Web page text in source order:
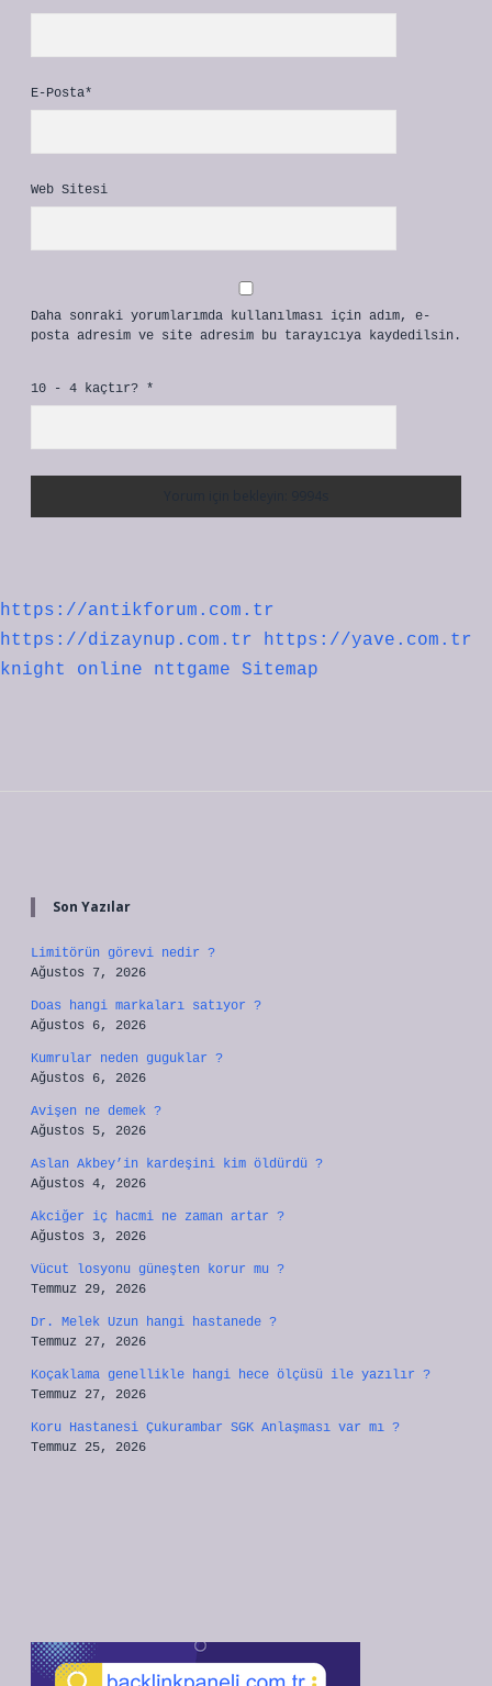
E-Posta*
Web Sitesi
Daha sonraki yorumlarımda kullanılması için adım, e-
posta adresim ve site adresim bu tarayıcıya kaydedilsin.
10 - 4 kaçtır? *
https://antikforum.com.tr
https://dizaynup.com.tr
https://yave.com.tr
knight online
nttgame Sitemap
Son Yazılar
Limitörün görevi nedir ?
Ağustos 7, 2026
Doas hangi markaları satıyor ?
Ağustos 6, 2026
Kumrular neden guguklar ?
Ağustos 6, 2026
Avişen ne demek ?
Ağustos 5, 2026
Aslan Akbey’in kardeşini kim öldürdü ?
Ağustos 4, 2026
Akciğer iç hacmi ne zaman artar ?
Ağustos 3, 2026
Vücut losyonu güneşten korur mu ?
Temmuz 29, 2026
Dr. Melek Uzun hangi hastanede ?
Temmuz 27, 2026
Koçaklama genellikle hangi hece ölçüsü ile yazılır ?
Temmuz 27, 2026
Koru Hastanesi Çukurambar SGK Anlaşması var mı ?
Temmuz 25, 2026